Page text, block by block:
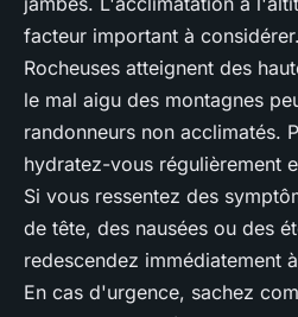
facteur important à
Rocheuses atteignent des
le mal aigu des montagnes
randonneurs non acclimatés.
hydratez-vous régulièrement
Si vous ressentez des
de tête, des nausées ou des
redescendez immédiatement
En cas d'urgence, sachez